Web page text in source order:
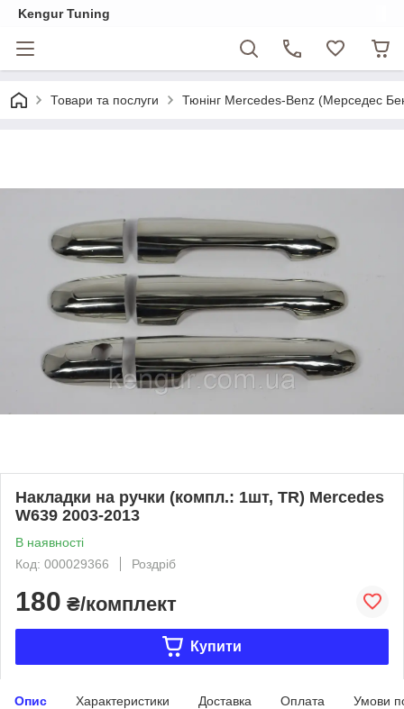
Kengur Tuning
Товари та послуги Тюнінг Mercedes-Benz (Мерседес
Накладки на ручки (компл.: 1шт, TR) Mercedes
W639 2003-2013
В наявності
Код: 000029366
Роздріб
180 ₴/комплект
Купити
Опис Характеристики Доставка Оплата Умови